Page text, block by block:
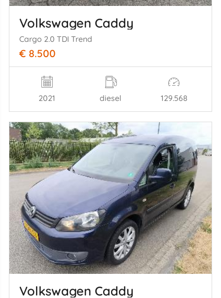
Volkswagen Caddy
Cargo 2.0 TDI Trend
€ 8.500
2021 diesel 129.568
Volkswagen Caddy